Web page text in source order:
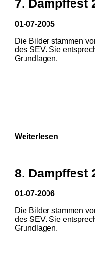
1 2
7. Dampffest
01-07-2005
Die Bilder stammen
des SEV. Sie
Grundlagen.
Weiterlesen
8. Dampffest
01-07-2006
Die Bilder stammen
des SEV. Sie
Grundlagen.